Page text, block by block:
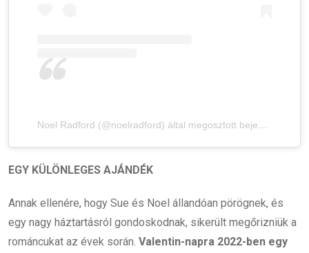
Noel Radford (@noelradford) által megosztott bejegyzés
EGY KÜLÖNLEGES AJÁNDÉK
Annak ellenére, hogy Sue és Noel állandóan pörögnek, és
egy nagy háztartásról gondoskodnak, sikerült megőrizniük a
románcukat az évek során. Valentin-napra 2022-ben egy